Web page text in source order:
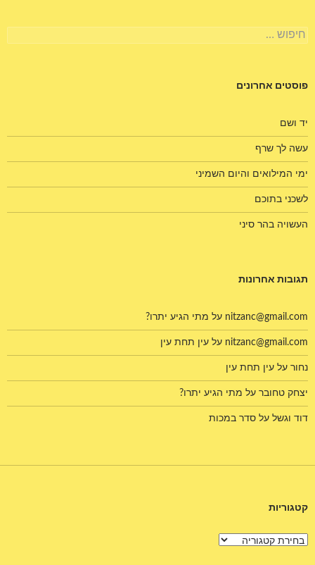
חיפוש:
פוסטים אחרונים
יד ושם
עשה לך שרף
ימי המילואים והיום השמיני
לשכני בתוכם
העשויה בהר סיני
תגובות אחרונות
nitzanc@gmail.com על מתי הגיע יתרו?
nitzanc@gmail.com על עין תחת עין
נחור על עין תחת עין
יצחק טחובר על מתי הגיע יתרו?
דוד וגשל על סדר במכות
קטגוריות
קטגוריות